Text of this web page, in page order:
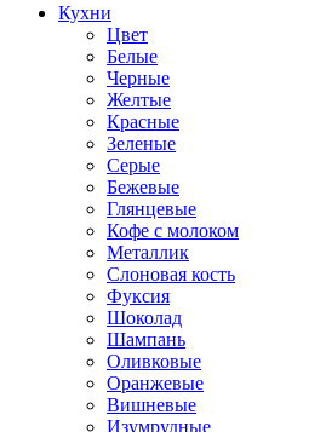
Кухни
Цвет
Белые
Черные
Желтые
Красные
Зеленые
Серые
Бежевые
Глянцевые
Кофе с молоком
Металлик
Слоновая кость
Фуксия
Шоколад
Шампань
Оливковые
Оранжевые
Вишневые
Изумрудные